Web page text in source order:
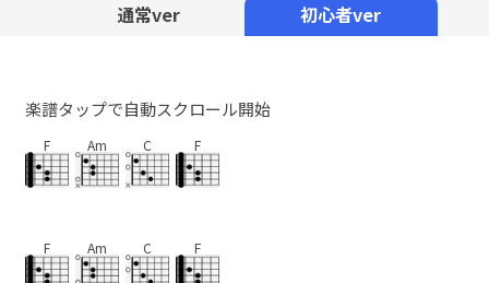
通常ver 初心者ver
楽譜タップで自動スクロール開始
F Am C F
F Am C F